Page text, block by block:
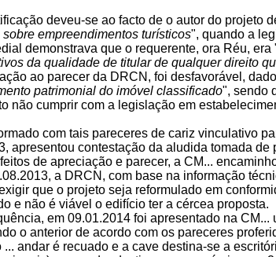
deveu-se ao facto de o autor do projeto
empreendimentos turísticos", quando a
demonstrava que o requerente, ora Réu, era
da qualidade de titular de qualquer direito
ao parecer da DRCN, foi desfavorável,
patrimonial do imóvel classificado", sendo
não cumprir com a legislação em
com tais pareceres de cariz vinculativo
apresentou contestação da aludida tomada
de apreciação e parecer, a CM...
a DRCN, com base na informação
que o projeto seja reformulado em
e não é viável o edifício ter a cércea proposta.
em 09.01.2014 foi apresentado na
o anterior de acordo com os pareceres
... andar é recuado e a cave destina-se a